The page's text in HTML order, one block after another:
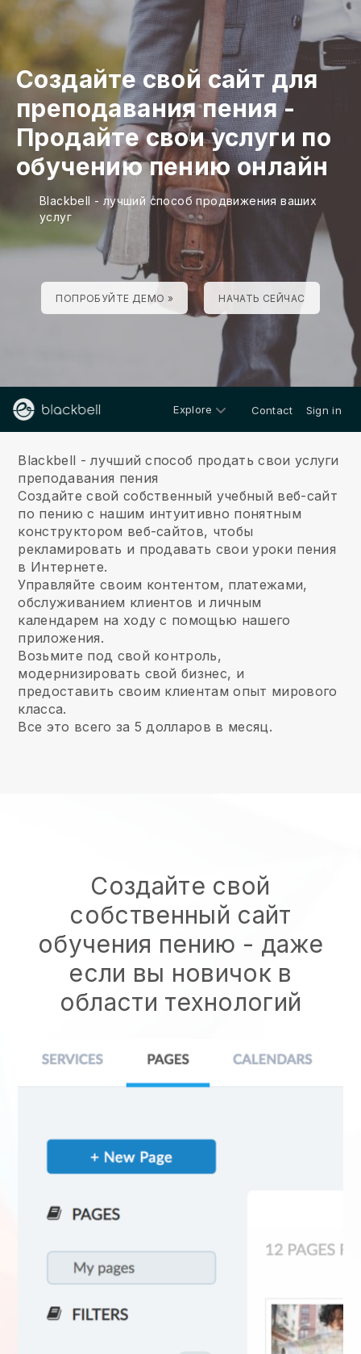
Создайте свой сайт для
преподавания пения-
Продайте свои услуги по
обучению пению онлайн
Blackbell - лучший способ продвижения ваших
услуг
ПОПРОБУЙТЕ ДЕМО » НАЧАТЬ СЕЙЧАС
Explore Contact Sign in
Blackbell - лучший способ продать свои услуги
преподавания пения
Создайте свой собственный учебный веб-сайт
по пению с нашим интуитивно понятным
конструктором веб-сайтов, чтобы
рекламировать и продавать свои уроки пения
в Интернете.
Управляйте своим контентом, платежами,
обслуживанием клиентов и личным
календарем на ходу с помощью нашего
приложения.
Возьмите под свой контроль,
модернизировать свой бизнес, и
предоставить своим клиентам опыт мирового
класса.
Все это всего за 5 долларов в месяц.
Создайте свой
собственный сайт
обучения пению - даже
если вы новичок в
области технологий